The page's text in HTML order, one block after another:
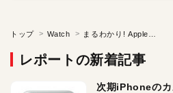
トップ Watch
レポートの新着記事
次期iPhoneのカ